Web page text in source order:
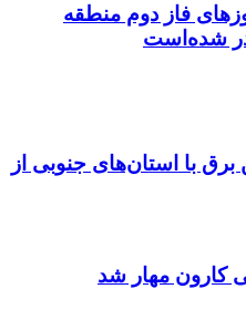
فاز دوم منطقه
شده‌است
برق با استان‌های جنوبی از
کارون مهار شد